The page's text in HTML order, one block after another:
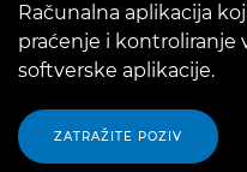
Računalna aplikacija
praćenje i kontroliranje
softverske aplikacije.
ZATRAŽITE POZIV